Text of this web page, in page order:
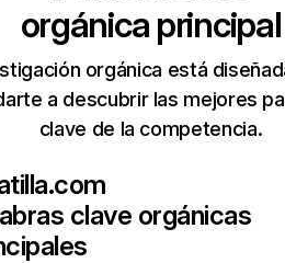
orgánica principal
orgánica está
a descubrir las mejores
clave de la competencia.
clave orgánicas